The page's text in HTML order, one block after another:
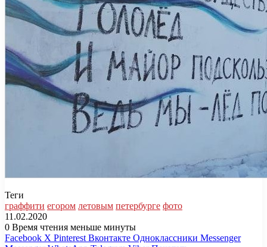
Теги
граффити егором летовым петербурге фото
11.02.2020
0 Время чтения меньше минуты
Facebook X Pinterest Вконтакте Одноклассники Messenger